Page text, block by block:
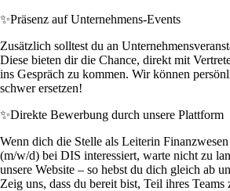
✨Präsenz auf Unternehmens-Events
Zusätzlich solltest du an
Diese bieten dir die Chance, direkt mit
ins Gespräch zu kommen. Wir können
schwer ersetzen!
✨Direkte Bewerbung durch unsere Plattform
Wenn dich die Stelle als Leiterin
(m/w/d) bei DIS interessiert, warte nicht zu
unsere Website – so hebst du dich gleich ab
Zeig uns, dass du bereit bist, Teil ihres Teams